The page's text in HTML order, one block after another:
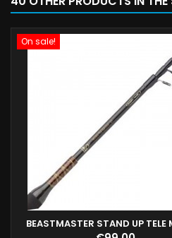
On sale!
BEASTMASTER STAND UP TELE
Il concetto Midi deriva da uno